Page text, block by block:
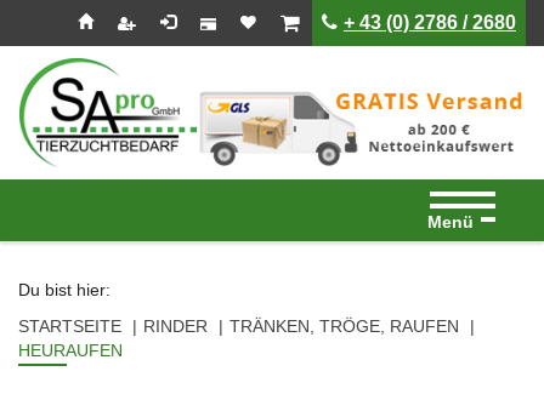
Seitenebreiche:
ist leerist leer+ 43 (0) 2786 / 2680
Menü
Du bist hier:
STARTSEITE
RINDER
TRÄNKEN, TRÖGE, RAUFEN
HEURAUFEN